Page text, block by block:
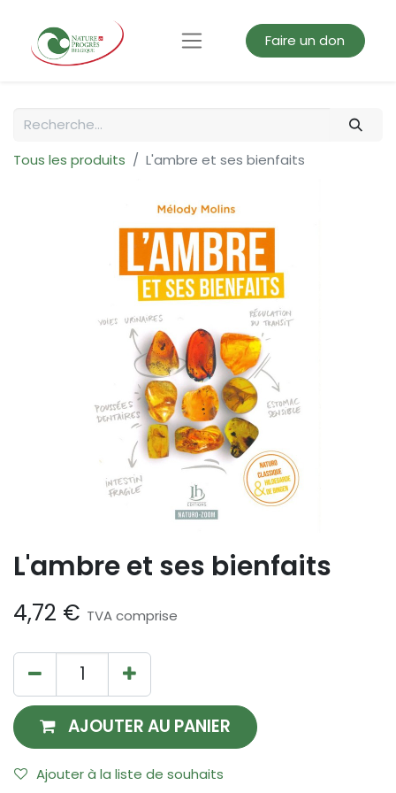
Faire un don
Tous les produits L'ambre et ses bienfaits
L'ambre et ses bienfaits
4,72 € TVA comprise
AJOUTER AU PANIER
Ajouter à la liste de souhaits